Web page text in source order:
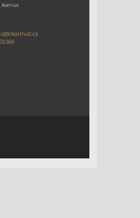
Avenue